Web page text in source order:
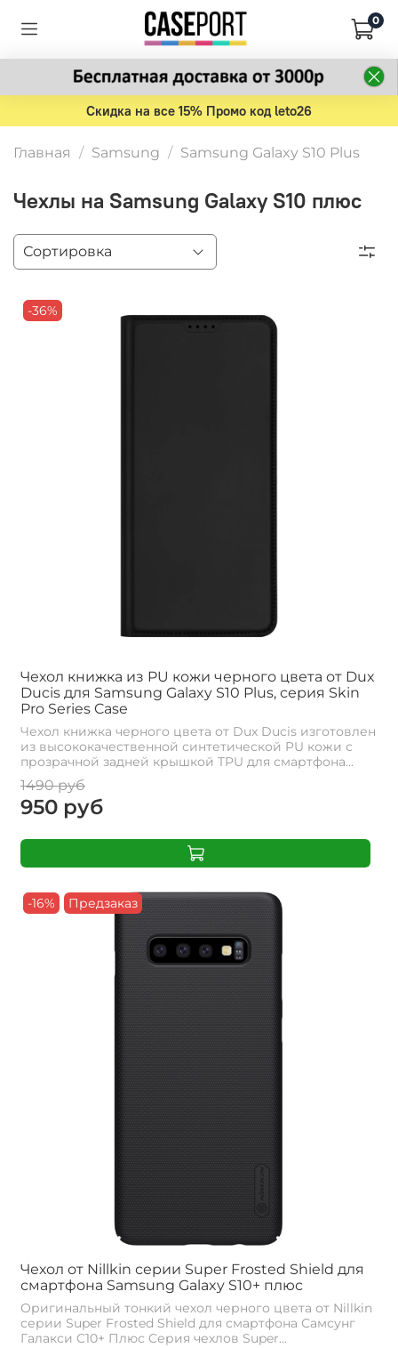
0
Скидка на все 15% Промо код leto26
Главная Samsung Samsung Galaxy S10 Plus
Чехлы на Samsung Galaxy S10 плюс
-36%
Чехол книжка из PU кожи черного цвета от Dux
Ducis для Samsung Galaxy S10 Plus, серия Skin
Pro Series Case
Чехол книжка черного цвета от Dux Ducis изготовлен
из высококачественной синтетической PU кожи с
прозрачной задней крышкой TPU для смартфона...
1490 руб
950 руб
-16% Предзаказ
Чехол от Nillkin серии Super Frosted Shield для
смартфона Samsung Galaxy S10+ плюс
Оригинальный тонкий чехол черного цвета от Nillkin
серии Super Frosted Shield для смартфона Самсунг
Галакси С10+ Плюс Cерия чехлов Super...